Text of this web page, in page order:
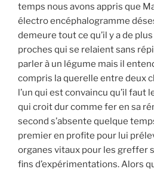
temps nous avons appris que
électro encéphalogramme
demeure tout ce qu’il y a de
proches qui se relaient sans
parler à un légume mais il
compris la querelle entre deux
l’un qui est convaincu qu’il faut
qui croit dur comme fer en sa
second s’absente quelque
premier en profite pour lui
organes vitaux pour les greffer
fins d’expérimentations. Alors